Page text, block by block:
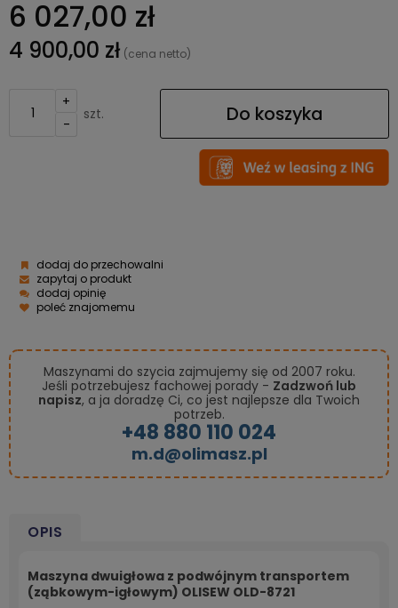
6 027,00 zł
4 900,00 zł (cena netto)
+
-
szt. Do koszyka
dodaj do przechowalni
zapytaj o produkt
dodaj opinię
poleć znajomemu
Maszynami do szycia zajmujemy się od 2007 roku.
Jeśli potrzebujesz fachowej porady - Zadzwoń lub
napisz, a ja doradzę Ci, co jest najlepsze dla Twoich
potrzeb.
+48 880 110 024
m.d@olimasz.pl
OPIS
Maszyna dwuigłowa z podwójnym transportem
(ząbkowym-igłowym) OLISEW OLD-8721